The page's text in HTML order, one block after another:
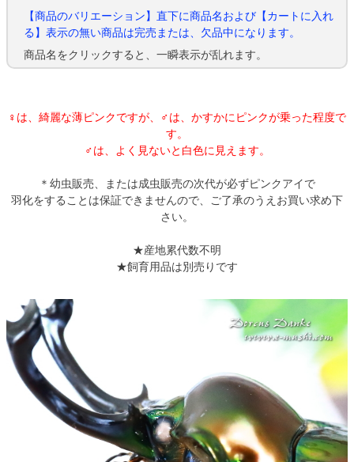
【商品のバリエーション】直下に商品名および【カートに入れ
る】表示の無い商品は完売または、欠品中になります。
商品名をクリックすると、一瞬表示が乱れます。
♀は、綺麗な薄ピンクですが、♂は、かすかにピンクが乗った程度で
す。
♂は、よく見ないと白色に見えます。
＊幼虫販売、または成虫販売の次代が必ずピンクアイで
羽化をすることは保証できませんので、ご了承のうえお買い求め下
さい。
★産地累代数不明
★飼育用品は別売りです